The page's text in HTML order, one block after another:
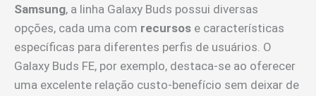
Samsung, a linha Galaxy Buds possui diversas
opções, cada uma com recursos e características
específicas para diferentes perfis de usuários. O
Galaxy Buds FE, por exemplo, destaca-se ao oferecer
uma excelente relação custo-benefício sem deixar de